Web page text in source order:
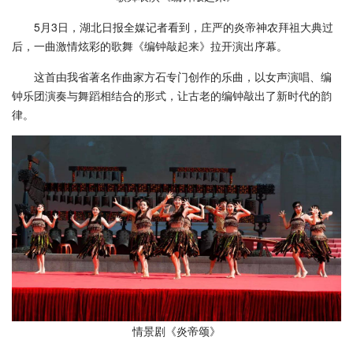
5月3日，湖北日报全媒记者看到，庄严的炎帝神农拜祖大典过
后，一曲激情炫彩的歌舞《编钟敲起来》拉开演出序幕。
这首由我省著名作曲家方石专门创作的乐曲，以女声演唱、编
钟乐团演奏与舞蹈相结合的形式，让古老的编钟敲出了新时代的韵
律。
情景剧《炎帝颂》